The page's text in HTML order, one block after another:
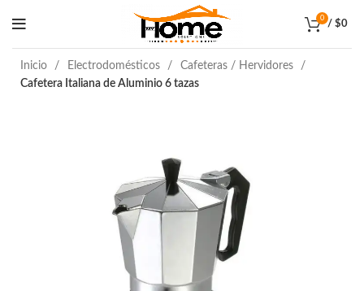
0
/ $0
Inicio Electrodomésticos
Cafeteras / Hervidores
Cafetera Italiana de Aluminio 6 tazas